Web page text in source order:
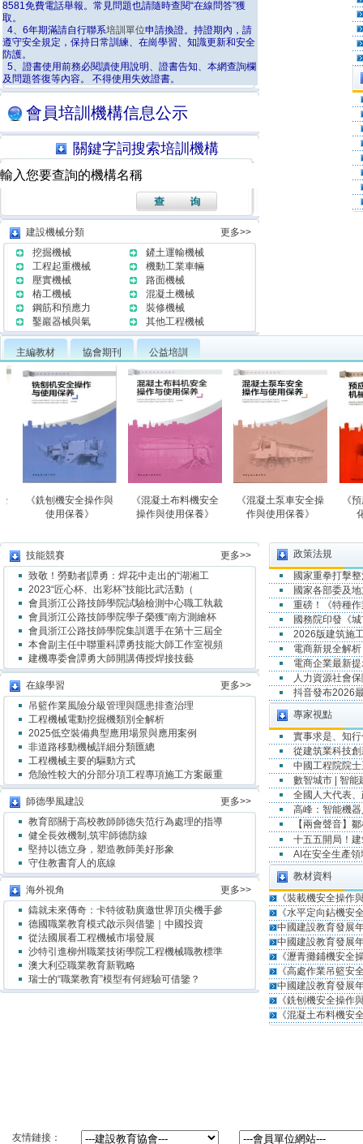
8581免費電話舉報。常見問題也請隨時查閱“在線問答”獲
取。
4、6年期滿請自行聯系培訓單位申請換證。持證期內，請
遵守安全規定，保持日常訓練、在崗學習、知識更新和安全
防護。
5、證書使用前務必閱讀使用說明、證書告知、本網查詢欄
及問題答復等內容。 不得使用失效證書。
會員培訓機構信息公示
關鍵字詞搜索培訓機構
建設機械分類
更多>>
挖掘機械
鏟土運輸機械
工程起重機械
機動工業車輛
壓實機械
路面機械
樁工機械
混凝土機械
鋼筋和預應力
裝修機械
鑿巖器械與氣
其他工程機械
主編教材 協會期刊 公益培訓
刨機安全操作與
使用保養》
《混凝土布料機安全
操作與使用保養》
《混凝土泵車安全操
作與使用保養》
《預應力設
化施工技
技能競賽
更多>>
致敬！勞動者|譚勇：焊花中走出的“湖湘工
2023“匠心杯、出彩杯”技能比武活動（
會員浙江公路技師學院試驗檢測中心職工執裁
會員浙江公路技師學院學子榮獲“南方測繪杯
會員浙江公路技師學院集訓選手在第十三屆全
本會副主任中聯重科譚勇技能大師工作室視頻
建機專委會譚勇大師開講傳授焊接技藝
在線學習
更多>>
吊籃作業風險分級管理與隱患排查治理
工程機械電動挖掘機類別全解析
2025低空裝備典型應用場景與應用案例
非道路移動機械詳細分類匯總
工程機械主要的驅動方式
危險性較大的分部分項工程專項施工方案嚴重
師德學風建設
更多>>
教育部關于高校教師師德失范行為處理的指導
健全長效機制,筑牢師德防線
堅持以德立身，塑造教師美好形象
守住教書育人的底線
海外視角
更多>>
鑄就未來傳奇：卡特彼勒廣邀世界頂尖機手參
德國職業教育模式啟示與借鑒｜中國投資
從法國展看工程機械市場發展
沙特引進柳州職業技術學院工程機械職教標準
澳大利亞職業教育新戰略
瑞士的“職業教育”模型有何經驗可借鑒？
政策法規
國家重拳打擊
國家各部委及
重磅！《特種
國務院印發《
2026版建筑施
電商新規全解
電商企業最新提
人力資源社會
抖音發布2026
專家視點
實事求是、
從建筑業科技
中國工程院院
數智城市 | 智能
全國人大代表
高峰：智能機
【兩會聲音】
十五五開局！
AI在安全生產
教材資料
《裝載機安全操作
《水平定向鉆機安
中國建設教育發展
中國建設教育發展
《瀝青攤鋪機安全
《高處作業吊籃安
中國建設教育發展
《銑刨機安全操作
《混凝土布料機安
友情鏈接：